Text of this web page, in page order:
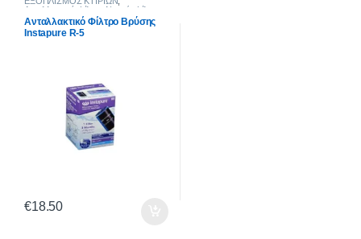
Ανταλλακτικά Φίλτρα Νερού
Φίλτρα
Νερού,Είδη Οικιακής Χρήσης,
Εξοπλισμός Σπιτιού
Ανταλλακτικό Φίλτρο Βρύσης
Instapure R-5
€18.50